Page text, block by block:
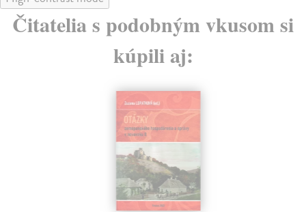
Čitatelia s podobným vkusom si
kúpili aj: